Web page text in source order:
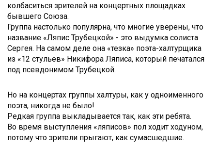
колбаситься зрителей на концертных площадках
бывшего Союза.
Группа настолько популярна, что многие уверены, что
название «Ляпис Трубецкой» - это выдумка солиста
Сергея. На самом деле она «тезка» поэта-халтурщика
из «12 стульев» Никифора Ляписа, который печатался
под псевдонимом Трубецкой.
Но на концертах группы халтуры, как у одноименного
поэта, никогда не было!
Редкая группа выкладывается так, как эти ребята.
Во время выступления «ляписов» пол ходит ходуном,
потому что зрители прыгают, как сумасшедшие.